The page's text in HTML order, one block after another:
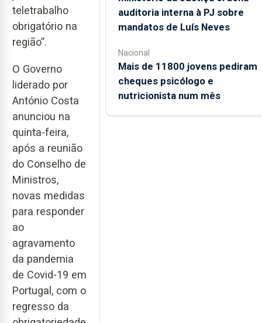
teletrabalho
obrigatório na
região”.
O Governo
liderado por
António Costa
anunciou na
quinta-feira,
após a reunião
do Conselho de
Ministros,
novas medidas
para responder
ao
agravamento
da pandemia
de Covid-19 em
Portugal, com o
regresso da
auditoria interna à PJ sobre
mandatos de Luís Neves
Nacional
Mais de 11800 jovens pediram
cheques psicólogo e
nutricionista num mês